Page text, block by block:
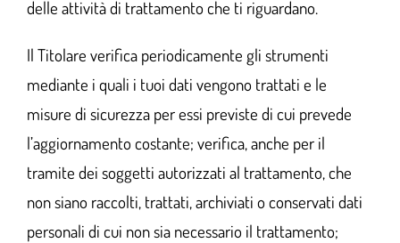
delle attività di trattamento che ti riguardano.
Il Titolare verifica periodicamente gli strumenti
mediante i quali i tuoi dati vengono trattati e le
misure di sicurezza per essi previste di cui prevede
l’aggiornamento costante; verifica, anche per il
tramite dei soggetti autorizzati al trattamento, che
non siano raccolti, trattati, archiviati o conservati dati
personali di cui non sia necessario il trattamento;